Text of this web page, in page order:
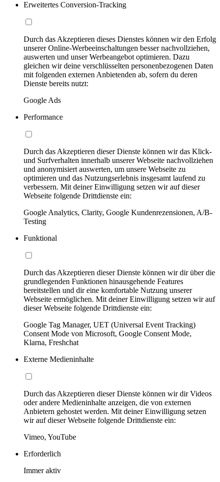
Erweitertes Conversion-Tracking
Durch das Akzeptieren dieses Dienstes können wir den Erfolg
unserer Online-Werbeeinschaltungen besser nachvollziehen,
auswerten und unser Werbeangebot optimieren. Dazu
gleichen wir deine verschlüsselten personenbezogenen Daten
mit folgenden externen Anbietenden ab, sofern du deren
Dienste bereits nutzt:
Google Ads
Performance
Durch das Akzeptieren dieser Dienste können wir das Klick-
und Surfverhalten innerhalb unserer Webseite nachvollziehen
und anonymisiert auswerten, um unsere Webseite zu
optimieren und das Nutzungserlebnis insgesamt laufend zu
verbessern. Mit deiner Einwilligung setzen wir auf dieser
Webseite folgende Drittdienste ein:
Google Analytics, Clarity, Google Kundenrezensionen, A/B-
Testing
Funktional
Durch das Akzeptieren dieser Dienste können wir dir über die
grundlegenden Funktionen hinausgehende Features
bereitstellen und dir eine komfortable Nutzung unserer
Webseite ermöglichen. Mit deiner Einwilligung setzen wir auf
dieser Webseite folgende Drittdienste ein:
Google Tag Manager, UET (Universal Event Tracking)
Consent Mode von Microsoft, Google Consent Mode,
Klarna, Freshchat
Externe Medieninhalte
Durch das Akzeptieren dieser Dienste können wir dir Videos
oder andere Medieninhalte anzeigen, die von externen
Anbietern gehostet werden. Mit deiner Einwilligung setzen
wir auf dieser Webseite folgende Drittdienste ein:
Vimeo, YouTube
Erforderlich
Immer aktiv